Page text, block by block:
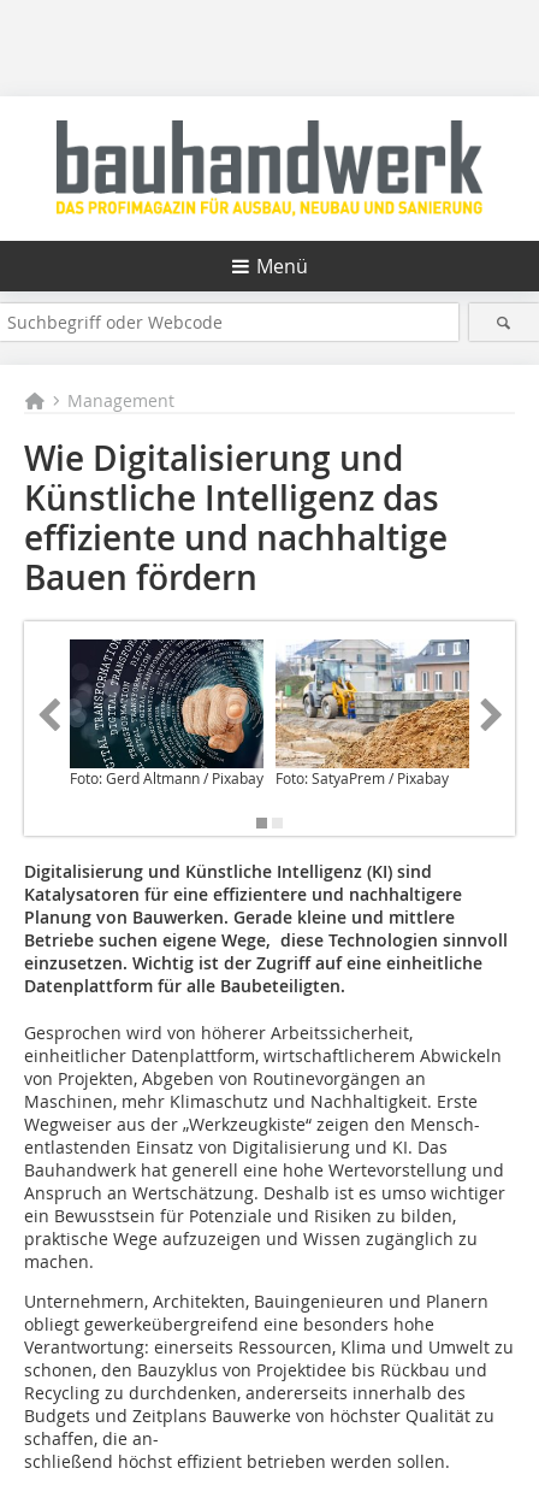
Menü
Management
Wie Digitalisierung und
Künstliche Intelligenz das
effiziente und nachhaltige
Bauen fördern
Foto: Gerd Altmann / Pixabay Foto: SatyaPrem / Pixabay
Digitalisierung und Künstliche Intelligenz (KI) sind
Katalysatoren für eine effizientere und nachhaltigere
Planung von Bauwerken. Gerade kleine und mittlere
Betriebe suchen eigene Wege, diese Technologien sinnvoll
einzusetzen. Wichtig ist der Zugriff auf eine einheitliche
Datenplattform für alle Baubeteiligten.
Gesprochen wird von höherer Arbeitssicherheit,
einheitlicher Datenplattform, wirtschaftlicherem Abwickeln
von Projekten, Abgeben von Routinevorgängen an
Maschinen, mehr Klimaschutz und Nachhaltigkeit. Erste
Wegweiser aus der „Werkzeugkiste“ zeigen den Mensch-
entlastenden Einsatz von Digitalisierung und KI. Das
Bauhandwerk hat generell eine hohe Wertevorstellung und
Anspruch an Wertschätzung. Deshalb ist es umso wichtiger
ein Bewusstsein für Potenziale und Risiken zu bilden,
praktische Wege aufzuzeigen und Wissen zugänglich zu
machen.
Unternehmern, Architekten, Bauingenieuren und Planern
obliegt gewerkeübergreifend eine besonders hohe
Verantwortung: einerseits Ressourcen, Klima und Umwelt zu
schonen, den Bauzyklus von Projektidee bis Rückbau und
Recycling zu durchdenken, andererseits innerhalb des
Budgets und Zeitplans Bauwerke von höchster Qualität zu
schaffen, die an-
schließend höchst effizient betrieben werden sollen.